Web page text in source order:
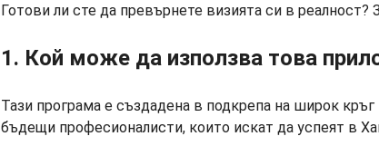
Готови ли сте да превърнете визията си в реалност?
1. Кой може да използва това
Тази програма е създадена в подкрепа на широк
бъдещи професионалисти, които искат да успеят в